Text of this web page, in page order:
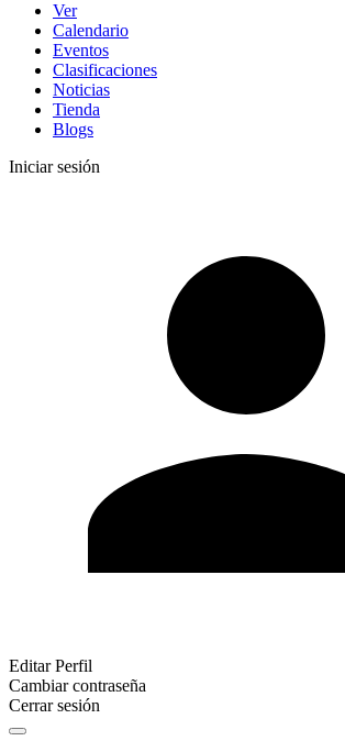
Ver
Calendario
Eventos
Clasificaciones
Noticias
Tienda
Blogs
Iniciar sesión
Editar Perfil
Cambiar contraseña
Cerrar sesión